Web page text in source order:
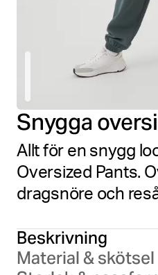
Snygga
Allt för en snygg
Oversized Pants.
dragsnöre och
Beskrivning
Material & skötsel